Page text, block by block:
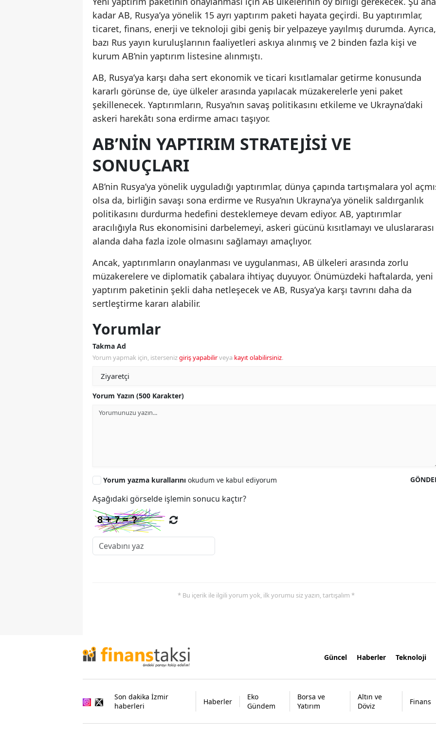
kadar AB, Rusya’ya yönelik 15 ayrı yaptırım paketi hayata geçirdi. Bu yaptırımlar,
ticaret, finans, enerji ve teknoloji gibi geniş bir yelpazeye yayılmış durumda. Ayrıca,
bazı Rus yayın kuruluşlarının faaliyetleri askıya alınmış ve 2 binden fazla kişi ve
kurum AB’nin yaptırım listesine alınmıştı.
AB, Rusya’ya karşı daha sert ekonomik ve ticari kısıtlamalar getirme konusunda
kararlı görünse de, üye ülkeler arasında yapılacak müzakerelerle yeni paket
şekillenecek. Yaptırımların, Rusya’nın savaş politikasını etkileme ve Ukrayna’daki
askeri harekâtı sona erdirme amacı taşıyor.
AB’NIN YAPTIRIM STRATEJISI VE
SONUÇLARI
AB’nin Rusya’ya yönelik uyguladığı yaptırımlar, dünya çapında tartışmalara yol
olsa da, birliğin savaşı sona erdirme ve Rusya’nın Ukrayna’ya yönelik saldırganlık
politikasını durdurma hedefini desteklemeye devam ediyor. AB, yaptırımlar
aracılığıyla Rus ekonomisini darbelemeyi, askeri gücünü kısıtlamayı ve uluslararası
alanda daha fazla izole olmasını sağlamayı amaçlıyor.
Ancak, yaptırımların onaylanması ve uygulanması, AB ülkeleri arasında zorlu
müzakerelere ve diplomatik çabalara ihtiyaç duyuyor. Önümüzdeki haftalarda, yeni
yaptırım paketinin şekli daha netleşecek ve AB, Rusya’ya karşı tavrını daha da
sertleştirme kararı alabilir.
Yorumlar
Takma Ad
Yorum yapmak için, istersenizgiriş yapabilirveya kayıt olabilirsiniz.
Yorum Yazın (500 Karakter)
Yorum yazma kurallarını okudum ve kabul ediyorum
Aşağıdaki görselde işlemin sonucu kaçtır?
* Bu içerik ile ilgili yorum yok, ilk yorumu siz yazın, tartışalım *
Güncel Haberler Teknoloji
Son dakika İzmir
haberleri
Haberler
Eko
Gündem
Borsa ve
Yatırım
Altın ve
Döviz
Finans